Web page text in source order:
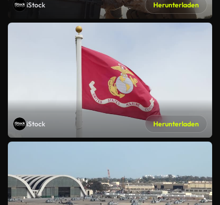
iStock Herunterladen
iStock Herunterladen